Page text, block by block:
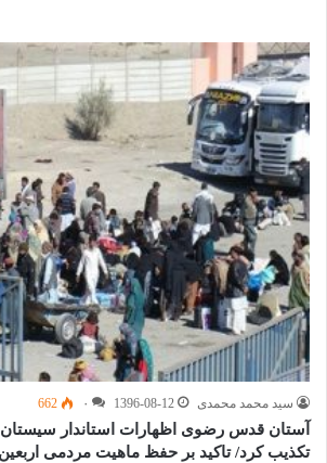
سید محمد محمدی 1396-08-12 ۰ 662
آستان قدس رضوی اظهارات استاندار سیستان
تکذیب کرد/ تاکید بر حفظ ماهیت مردمی